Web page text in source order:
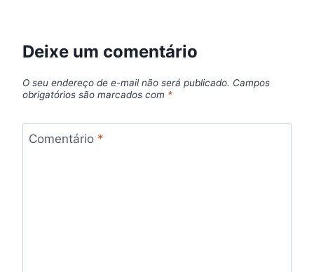
Deixe um comentário
O seu endereço de e-mail não será publicado. Campos
obrigatórios são marcados com *
Comentário *